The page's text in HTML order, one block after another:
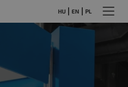
HU EN PL